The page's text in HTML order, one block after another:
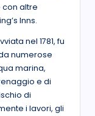
con altre
Inns.
nel 1781, fu
numerose
marina,
e di
di
i lavori, gli